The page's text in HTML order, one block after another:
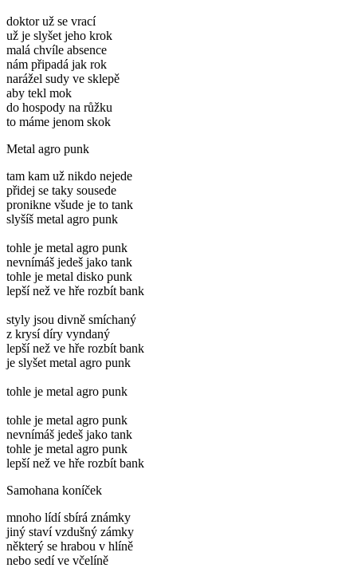
doktor už se vrací
už je slyšet jeho krok
malá chvíle absence
nám připadá jak rok
narážel sudy ve sklepě
aby tekl mok
do hospody na růžku
to máme jenom skok
Metal agro punk
tam kam už nikdo nejede
přidej se taky sousede
pronikne všude je to tank
slyšíš metal agro punk
tohle je metal agro punk
nevnímáš jedeš jako tank
tohle je metal disko punk
lepší než ve hře rozbít bank
styly jsou divně smíchaný
z krysí díry vyndaný
lepší než ve hře rozbít bank
je slyšet metal agro punk
tohle je metal agro punk
tohle je metal agro punk
nevnímáš jedeš jako tank
tohle je metal agro punk
lepší než ve hře rozbít bank
Samohana koníček
mnoho lídí sbírá známky
jiný staví vzdušný zámky
některý se hrabou v hlíně
nebo sedí ve včelíně